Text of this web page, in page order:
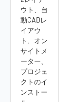
ウト、自
動CADレ
イアウ
ト、オン
サイトメ
ーター、
プロジェ
クトのイ
ンストー